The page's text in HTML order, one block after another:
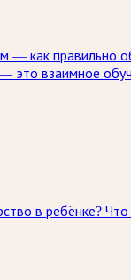
— как правильно
это взаимное
в ребёнке?